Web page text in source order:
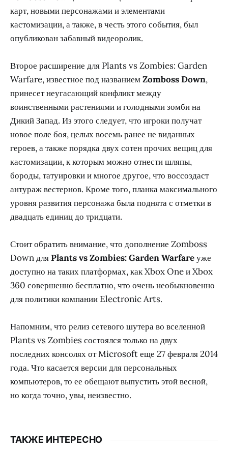
карт, новыми персонажами и элементами
кастомизации, а также, в честь этого события, был
опубликован забавный видеоролик.
Второе расширение для Plants vs Zombies: Garden
Warfare, известное под названиемZomboss Down,
принесет неугасающий конфликт между
воинственными растениями и голодными зомби на
Дикий Запад. Из этого следует, что игроки получат
новое поле боя, целых восемь ранее не виданных
героев, а также порядка двух сотен прочих вещиц для
кастомизации, к которым можно отнести шляпы,
бороды, татуировки и многое другое, что воссоздаст
антураж вестернов. Кроме того, планка максимального
уровня развития персонажа была поднята с отметки в
двадцать единиц до тридцати.
Стоит обратить внимание, что дополнение Zomboss
Down дляPlants vs Zombies: Garden Warfareуже
доступно на таких платформах, как Xbox One и Xbox
360 совершенно бесплатно, что очень необыкновенно
для политики компании Electronic Arts.
Напомним, что релиз сетевого шутера во вселенной
Plants vs Zombies состоялся только на двух
последних консолях от Microsoft еще 27 февраля 2014
года. Что касается версии для персональных
компьютеров, то ее обещают выпустить этой весной,
но когда точно, увы, неизвестно.
ТАКЖЕ ИНТЕРЕСНО